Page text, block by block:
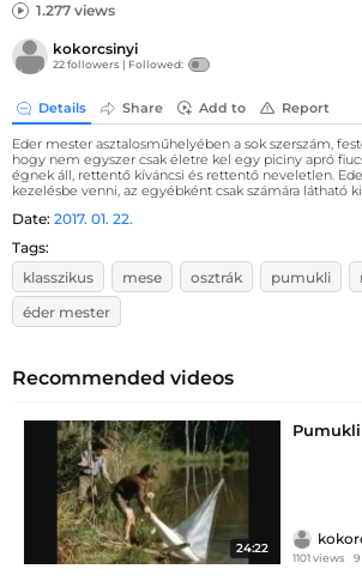
1.277 views
kokorcsinyi
22 followers | Followed:
Details Share Add to Report
Eder mester asztalosműhelyében a sok szerszám,
hogy nem egyszer csak életre kel egy piciny apró
égnek áll, rettentő kíváncsi és rettentő neveletlen.
kezelésbe venni, az egyébként csak számára látható
Date: 2017. 01. 22.
Tags:
klasszikus
mese osztrák pumukli
éder mester
Recommended videos
24:22
1101 views 9